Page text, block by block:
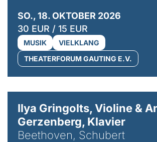
SO., 18. OKTOBER 2026
30 EUR / 15 EUR
MUSIK
VIELKLANG
THEATERFORUM GAUTING E.V.
Ilya Gringolts, Violine &
Gerzenberg, Klavier
Beethoven, Schubert